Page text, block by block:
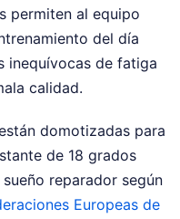
permiten al equipo
del día
inequívocas de fatiga
calidad.
domotizadas para
de 18 grados
reparador según
Europeas de